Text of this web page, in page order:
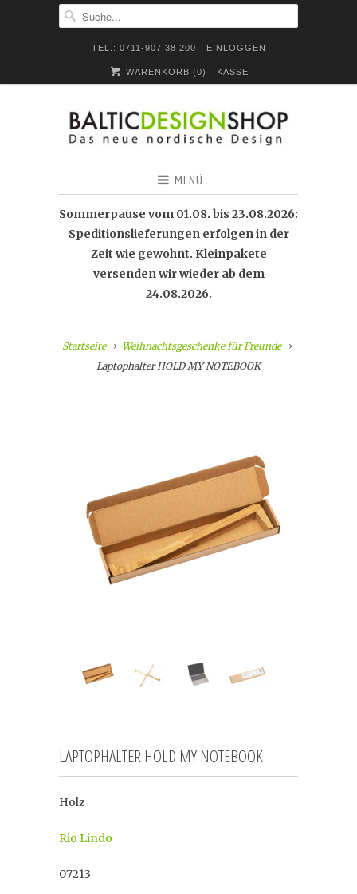
TEL.: 0711-907 38 200 EINLOGGEN
WARENKORB (0) KASSE
MENÜ
Sommerpause vom 01.08. bis 23.08.2026:
Speditionslieferungen erfolgen in der
Zeit wie gewohnt. Kleinpakete
versenden wir wieder ab dem
24.08.2026.
Startseite
Weihnachtsgeschenke für Freunde
Laptophalter HOLD MY NOTEBOOK
LAPTOPHALTER HOLD MY NOTEBOOK
Holz
Rio Lindo
07213